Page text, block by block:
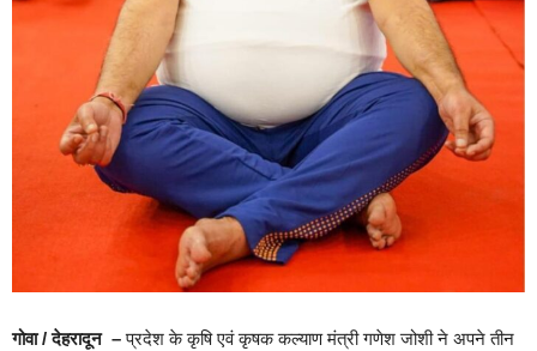
गोवा / देहरादून –प्रदेश के कृषि एवं कृषक कल्याण मंत्री गणेश जोशी ने अपने तीन